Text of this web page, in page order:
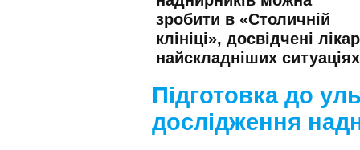
зробити в «Столичній
клініці», досвідчені
найскладніших
Підготовка до
дослідження